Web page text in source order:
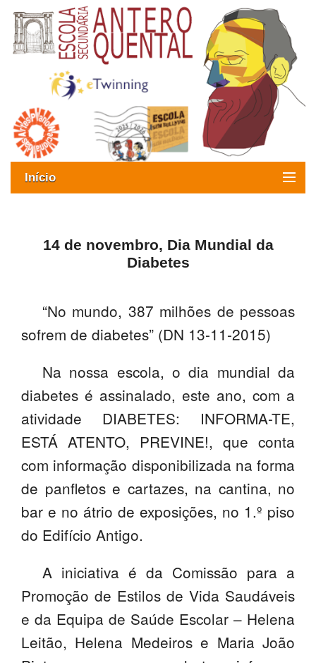
Início
Oferta formativa
SASE
Matrículas
FORmaESAQ
@esaq.erasmus
ALUNOS
PROFESSORES
14 de novembro, Dia Mundial da
Diabetes
“No mundo, 387 milhões de pessoas
sofrem de diabetes” (DN 13-11-2015)
Na nossa escola, o dia mundial da
diabetes é assinalado, este ano, com a
atividade DIABETES: INFORMA-TE,
ESTÁ ATENTO, PREVINE!, que conta
com informação disponibilizada na forma
de panfletos e cartazes, na cantina, no
bar e no átrio de exposições, no 1.º piso
do Edifício Antigo.
A iniciativa é da Comissão para a
Promoção de Estilos de Vida Saudáveis
e da Equipa de Saúde Escolar – Helena
Leitão, Helena Medeiros e Maria João